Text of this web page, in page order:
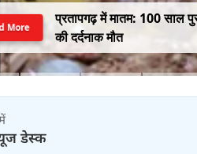
प्रतापगढ़ में मातम: 100 साल
की दर्दनाक मौत
More
डेस्क